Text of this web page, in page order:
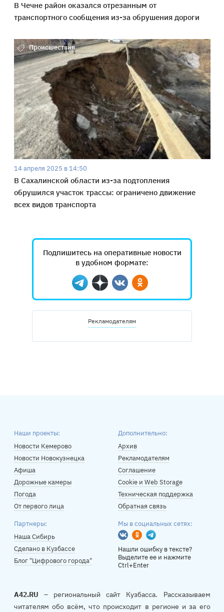
В Чечне район оказался отрезанным от
транспортного сообщения из-за обрушения дороги
Происшествия
14 апреля 2025 в 14:50
В Сахалинской области из-за подтопления
обрушился участок трассы: ограничено движение
всех видов транспорта
Подпишитесь на оперативные новости
в удобном формате:
Telegram
ДзенВконтактеОдноклассники
Рекламодателям
Наши проекты:
Новости Кемерово
Новости Новокузнецка
Афиша
Дорожные камеры
Погода
От первого лица
Дополнительно:
Архив
Рекламодателям
Соглашение
Cookie и Web Storage
Техническая поддержка
Обратная связь
Партнеры:
Наша Сибирь
Сделано в Кузбассе
Блог "Цифрового города"
Мы в социальных сетях:
Вконтакте
Одноклассники
Telegram
Нашли ошибку в тексте?
Выделите ее и нажмите
Ctrl+Enter
A42.RU – региональный сайт Кузбасса. Рассказываем
читателям обо всём, что происходит в регионе и за его